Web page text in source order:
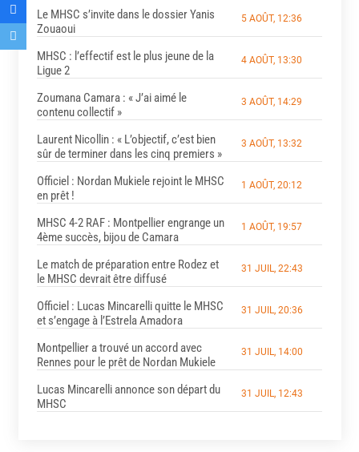
Le MHSC s’invite dans le dossier Yanis
Zouaoui
5 AOÛT, 12:36
MHSC : l’effectif est le plus jeune de la
Ligue 2
4 AOÛT, 13:30
Zoumana Camara : « J’ai aimé le
contenu collectif »
3 AOÛT, 14:29
Laurent Nicollin : « L’objectif, c’est bien
sûr de terminer dans les cinq premiers »
3 AOÛT, 13:32
Officiel : Nordan Mukiele rejoint le MHSC
en prêt !
1 AOÛT, 20:12
MHSC 4-2 RAF : Montpellier engrange un
4ème succès, bijou de Camara
1 AOÛT, 19:57
Le match de préparation entre Rodez et
le MHSC devrait être diffusé
31 JUIL, 22:43
Officiel : Lucas Mincarelli quitte le MHSC
et s’engage à l’Estrela Amadora
31 JUIL, 20:36
Montpellier a trouvé un accord avec
Rennes pour le prêt de Nordan Mukiele
31 JUIL, 14:00
Lucas Mincarelli annonce son départ du
MHSC
31 JUIL, 12:43